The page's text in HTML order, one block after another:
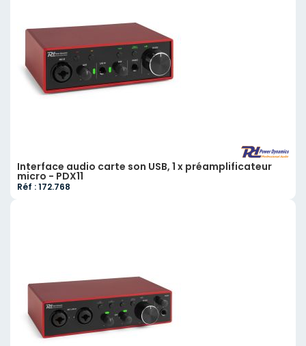
Interface audio carte son USB, 1 x préamplificateur
micro - PDX11
Réf : 172.768